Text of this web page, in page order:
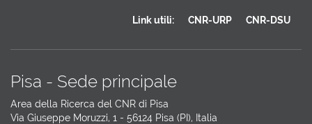
Link utili: CNR-URP CNR-DSU
Pisa - Sede principale
Area della Ricerca del CNR di Pisa
Via Giuseppe Moruzzi, 1 - 56124 Pisa (PI), Italia